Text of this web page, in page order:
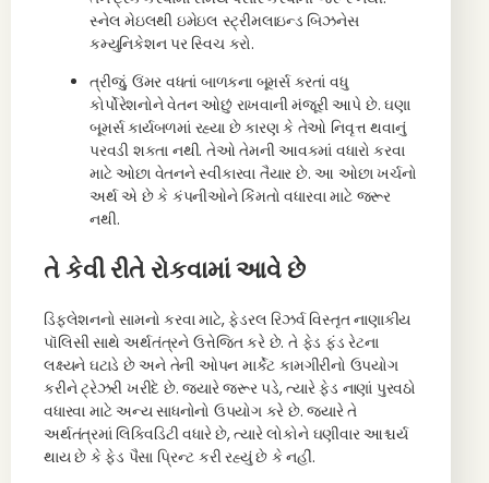
સ્નેલ મેઇલથી ઇમેઇલ સ્ટ્રીમલાઇન્ડ બિઝનેસ
કમ્યુનિકેશન પર સ્વિચ કરો.
ત્રીજું, ઉંમર વધતાં બાળકના બૂમર્સ કરતાં વધુ
કોર્પોરેશનોને વેતન ઓછું રાખવાની મંજૂરી આપે છે. ઘણા
બૂમર્સ કાર્યબળમાં રહ્યા છે કારણ કે તેઓ નિવૃત્ત થવાનું
પરવડી શકતા નથી. તેઓ તેમની આવકમાં વધારો કરવા
માટે ઓછા વેતનને સ્વીકારવા તૈયાર છે. આ ઓછા ખર્ચનો
અર્થ એ છે કે કંપનીઓને કિંમતો વધારવા માટે જરૂર
નથી.
તે કેવી રીતે રોકવામાં આવે છે
ડિફ્લેશનનો સામનો કરવા માટે, ફેડરલ રિઝર્વ વિસ્તૃત નાણાકીય
પૉલિસી સાથે અર્થતંત્રને ઉત્તેજિત કરે છે. તે ફેડ ફંડ રેટના
લક્ષ્યને ઘટાડે છે અને તેની ઓપન માર્કેટ કામગીરીનો ઉપયોગ
કરીને ટ્રેઝરી ખરીદે છે. જ્યારે જરૂર પડે, ત્યારે ફેડ નાણાં પુરવઠો
વધારવા માટે અન્ય સાધનોનો ઉપયોગ કરે છે. જ્યારે તે
અર્થતંત્રમાં લિક્વિડિટી વધારે છે, ત્યારે લોકોને ઘણીવાર આશ્ચર્ય
થાય છે કે ફેડ પૈસા પ્રિન્ટ કરી રહ્યું છે કે નહીં.